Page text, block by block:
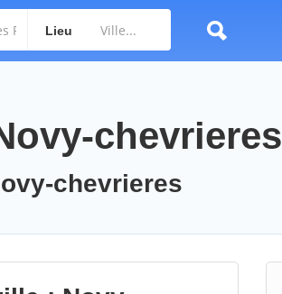
Lieu
chevrieres
chevrieres